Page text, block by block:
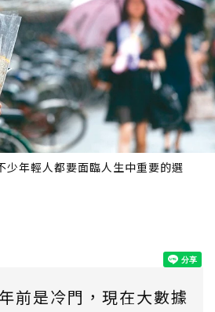
少年輕人都要面臨人生中重要的選
前是冷門，現在大數據